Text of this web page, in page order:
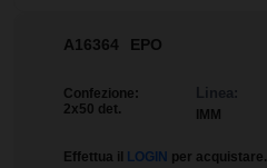
A16364 EPO
Confezione:
2x50 det.
Linea:
IMM
Effettua il LOGIN per acquistare.